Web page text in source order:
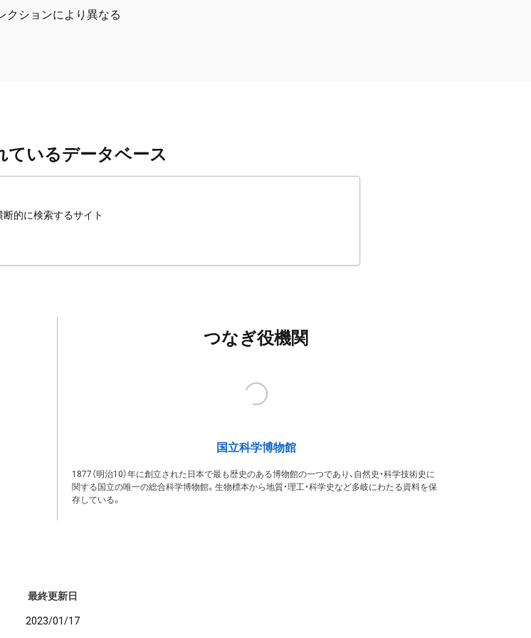
クションにより異なる
ているデータベース
的に検索するサイト
つなぎ役機関
国立科学博物館
1877（明治10）年に創立された日本で最も歴史のある博物館の一つであり、自然史・科学技術史に
関する国立の唯一の総合科学博物館。生物標本から地質・理工・科学史など多岐にわたる資料を保
存している。
最終更新日
2023/01/17